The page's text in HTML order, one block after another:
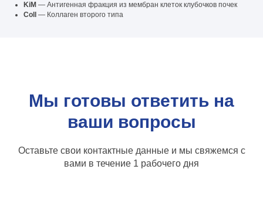
KiM — Антигенная фракция из мембран клеток клубочков почек
Coll — Коллаген второго типа
Мы готовы ответить на
ваши вопросы
Оставьте свои контактные данные и мы свяжемся с
вами в течение 1 рабочего дня